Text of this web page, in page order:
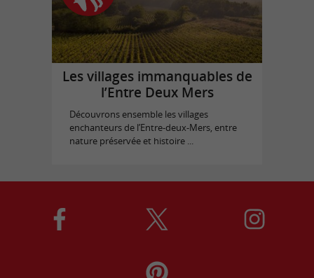
Les villages immanquables de
l’Entre Deux Mers
Découvrons ensemble les villages
enchanteurs de l’Entre-deux-Mers, entre
nature préservée et histoire ...